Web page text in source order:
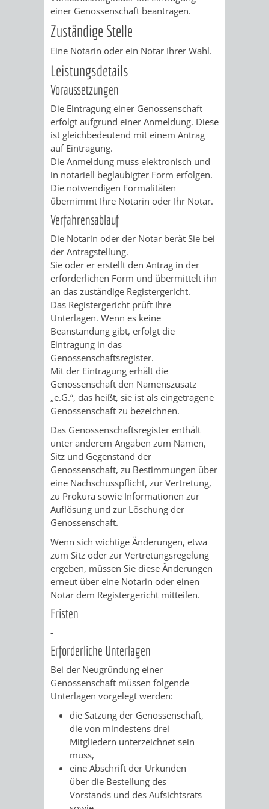
HILFE
MENSCHEN
MIT
BEHINDERUNG
MENSCHEN
MIT
DEMENZ
MIGRANTEN
/
FLÜCHTLINGE
BAUHERREN
BAUHERRENBERATUNG
DENKMALSCHUTZ
AUFGABEN
DER
UNTEREN
DENKMALSCHUTZBEHÖRDE
STEUERVORTEILE
SATZUNGEN
IM
BEREICH
DENKMALSCHUTZ
GENEHMIGUNGSVERFAHREN
TAG
DES
OFFENEN
DENKMALS
VERKAUF
STÄDTISCHER
BAUPLÄTZE
VERKAUF
STÄDTISCHER
HÄUSER
/
LIEGENSCHAFTEN
ABWASSERBESEITIGUNG
ERSCHLIESSUNGSBEITRAG
ANTRAGSVERFAHREN
VERMIETE
DOCH
AN
DEINE
STADT
TAGESORDNUNG
AUSSCHÜSSE
RATHAUS
/
DEZERNATE
AMT
DENKMALSCHUTZ
AMT
FÜR
STABSSTELLE
UND
KULTUR,
FÜR
SOZIALE
einer Genossenschaft beantragen.
Zuständige Stelle
Eine Notarin oder ein Notar Ihrer Wahl.
Leistungsdetails
Voraussetzungen
Die Eintragung einer Genossenschaft
erfolgt aufgrund einer Anmeldung. Diese
ist gleichbedeutend mit einem Antrag
auf Eintragung.
Die Anmeldung muss elektronisch und
in notariell beglaubigter Form erfolgen.
Die notwendigen Formalitäten
übernimmt Ihre Notarin oder Ihr Notar.
Verfahrensablauf
Die Notarin oder der Notar berät Sie bei
der Antragstellung.
Sie oder er erstellt den Antrag in der
erforderlichen Form und übermittelt ihn
an das zuständige Registergericht.
Das Registergericht prüft Ihre
Unterlagen. Wenn es keine
Beanstandung gibt, erfolgt die
Eintragung in das
Genossenschaftsregister.
Mit der Eintragung erhält die
Genossenschaft den Namenszusatz
„e.G.“, das heißt, sie ist als eingetragene
Genossenschaft zu bezeichnen.
Das Genossenschaftsregister enthält
unter anderem Angaben zum Namen,
Sitz und Gegenstand der
Genossenschaft, zu Bestimmungen über
eine Nachschusspflicht, zur Vertretung,
zu Prokura sowie Informationen zur
Auflösung und zur Löschung der
Genossenschaft.
Wenn sich wichtige Änderungen, etwa
zum Sitz oder zur Vertretungsregelung
ergeben, müssen Sie diese Änderungen
erneut über eine Notarin oder einen
Notar dem Registergericht mitteilen.
Fristen
-
Erforderliche Unterlagen
Bei der Neugründung einer
Genossenschaft müssen folgende
Unterlagen vorgelegt werden:
die Satzung der Genossenschaft,
die von mindestens drei
Mitgliedern unterzeichnet sein
muss,
eine Abschrift der Urkunden
über die Bestellung des
Vorstands und des Aufsichtsrats